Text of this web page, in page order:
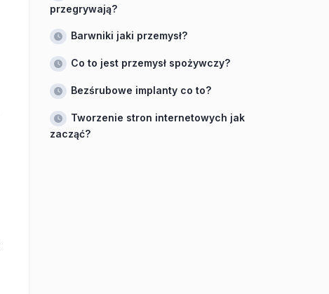
przegrywają?
Barwniki jaki przemysł?
Co to jest przemysł spożywczy?
Bezśrubowe implanty co to?
Tworzenie stron internetowych jak
zacząć?